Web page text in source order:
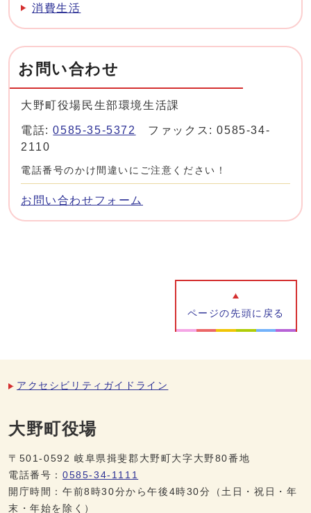
消費生活
お問い合わせ
大野町役場民生部環境生活課
電話:0585-35-5372
ファックス: 0585-34-
2110
電話番号のかけ間違いにご注意ください！
お問い合わせフォーム
ページの先頭に戻る
アクセシビリティガイドライン
大野町役場
〒501-0592 岐阜県揖斐郡大野町大字大野80番地
電話番号： 0585-34-1111
開庁時間：午前8時30分から午後4時30分（土日・祝日・年
末・年始を除く）